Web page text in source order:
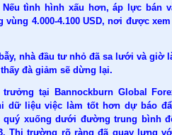
Nếu tình hình xấu hơn, áp lực bán
4.000-4.100 USD, nơi được
nhà đầu tư nhỏ đã sa lưới và giờ
đà giảm sẽ dừng lại.
tại Bannockburn Global
dữ liệu việc làm tốt hơn dự báo
quý xuống dưới đường trung bình
Thị trường rõ ràng đã quay lưng